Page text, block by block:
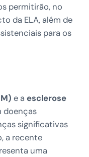
permitirão, no
da ELA, além de
para os
e a esclerose
doenças
significativas
a recente
uma